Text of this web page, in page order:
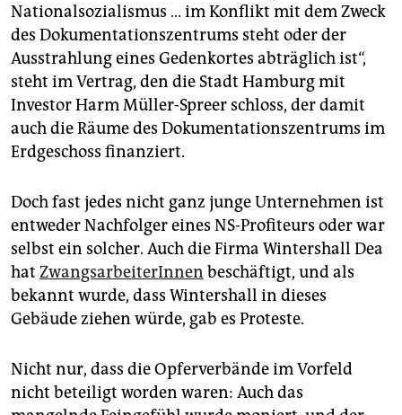
Nationalsozialismus … im Konflikt mit dem Zweck
des Dokumentationszentrums steht oder der
Ausstrahlung eines Gedenkortes abträglich ist“,
steht im Vertrag, den die Stadt Hamburg mit
Investor Harm Müller-Spreer schloss, der damit
auch die Räume des Dokumentationszentrums im
Erdgeschoss finanziert.
Doch fast jedes nicht ganz junge Unternehmen ist
entweder Nachfolger eines NS-Profiteurs oder war
selbst ein solcher. Auch die Firma Wintershall Dea
hat ZwangsarbeiterInnen beschäftigt, und als
bekannt wurde, dass Wintershall in dieses
Gebäude ziehen würde, gab es Proteste.
Nicht nur, dass die Opferverbände im Vorfeld
nicht beteiligt worden waren: Auch das